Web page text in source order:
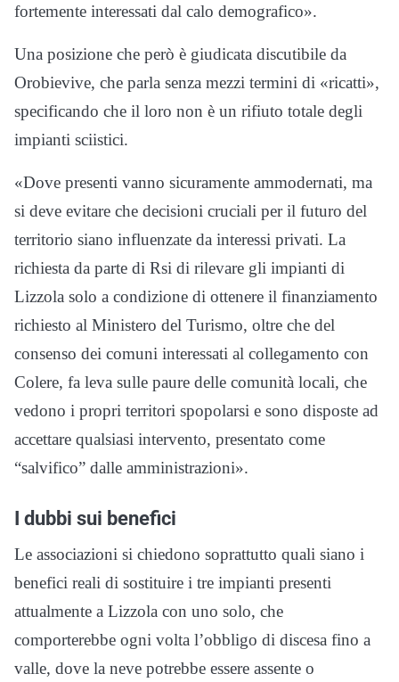
fortemente interessati dal calo demografico».
Una posizione che però è giudicata discutibile da
Orobievive, che parla senza mezzi termini di «ricatti»,
specificando che il loro non è un rifiuto totale degli
impianti sciistici.
«Dove presenti vanno sicuramente ammodernati, ma
si deve evitare che decisioni cruciali per il futuro del
territorio siano influenzate da interessi privati. La
richiesta da parte di Rsi di rilevare gli impianti di
Lizzola solo a condizione di ottenere il finanziamento
richiesto al Ministero del Turismo, oltre che del
consenso dei comuni interessati al collegamento con
Colere, fa leva sulle paure delle comunità locali, che
vedono i propri territori spopolarsi e sono disposte ad
accettare qualsiasi intervento, presentato come
“salvifico” dalle amministrazioni».
I dubbi sui benefici
Le associazioni si chiedono soprattutto quali siano i
benefici reali di sostituire i tre impianti presenti
attualmente a Lizzola con uno solo, che
comporterebbe ogni volta l’obbligo di discesa fino a
valle, dove la neve potrebbe essere assente o